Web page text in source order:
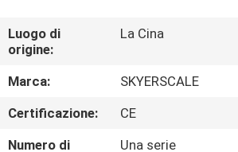
VIDEO
SU
DI
NOI
Luogo di
origine:
La Cina
Marca:
SKYERSCALE
Certificazione:
CE
Numero di
Una serie